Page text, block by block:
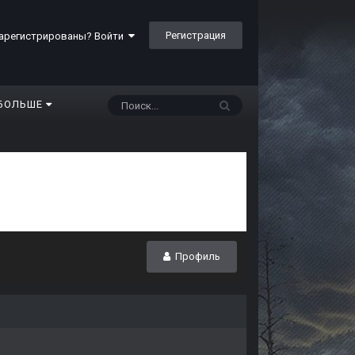
Войти Регистрация
Профиль